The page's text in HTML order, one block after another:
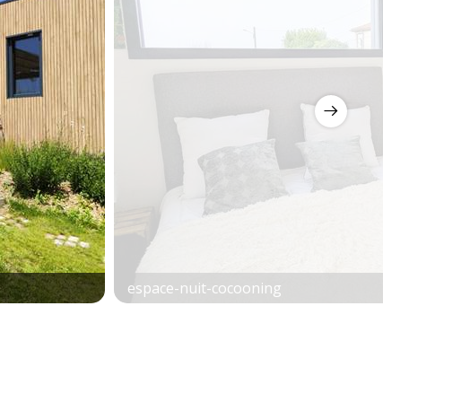
espace-nuit-cocooning